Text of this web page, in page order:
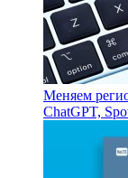
Меняем
ChatGPT,